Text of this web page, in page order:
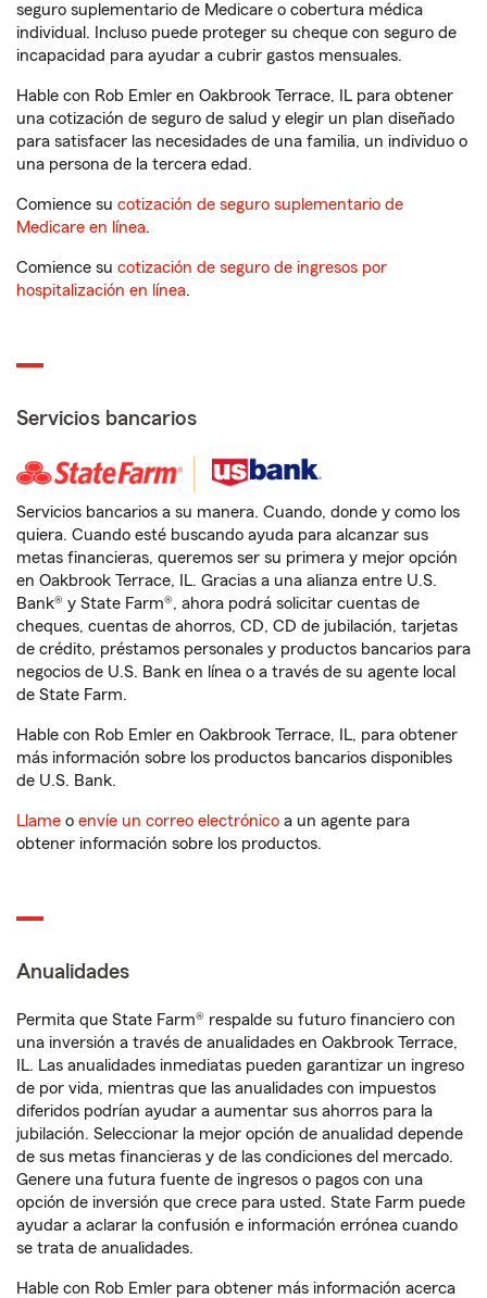
seguro suplementario de Medicare o cobertura médica
individual. Incluso puede proteger su cheque con seguro de
incapacidad para ayudar a cubrir gastos mensuales.
Hable con Rob Emler en Oakbrook Terrace, IL para obtener
una cotización de seguro de salud y elegir un plan diseñado
para satisfacer las necesidades de una familia, un individuo o
una persona de la tercera edad.
Comience su cotización de seguro suplementario de
Medicare en línea.
Comience su cotización de seguro de ingresos por
hospitalización en línea.
Servicios bancarios
Servicios bancarios a su manera. Cuando, donde y como los
quiera. Cuando esté buscando ayuda para alcanzar sus
metas financieras, queremos ser su primera y mejor opción
en Oakbrook Terrace, IL. Gracias a una alianza entre U.S.
Bank® y State Farm®, ahora podrá solicitar cuentas de
cheques, cuentas de ahorros, CD, CD de jubilación, tarjetas
de crédito, préstamos personales y productos bancarios para
negocios de U.S. Bank en línea o a través de su agente local
de State Farm.
Hable con Rob Emler en Oakbrook Terrace, IL, para obtener
más información sobre los productos bancarios disponibles
de U.S. Bank.
Llame o envíe un correo electrónico a un agente para
obtener información sobre los productos.
Anualidades
Permita que State Farm® respalde su futuro financiero con
una inversión a través de anualidades en Oakbrook Terrace,
IL. Las anualidades inmediatas pueden garantizar un ingreso
de por vida, mientras que las anualidades con impuestos
diferidos podrían ayudar a aumentar sus ahorros para la
jubilación. Seleccionar la mejor opción de anualidad depende
de sus metas financieras y de las condiciones del mercado.
Genere una futura fuente de ingresos o pagos con una
opción de inversión que crece para usted. State Farm puede
ayudar a aclarar la confusión e información errónea cuando
se trata de anualidades.
Hable con Rob Emler para obtener más información acerca